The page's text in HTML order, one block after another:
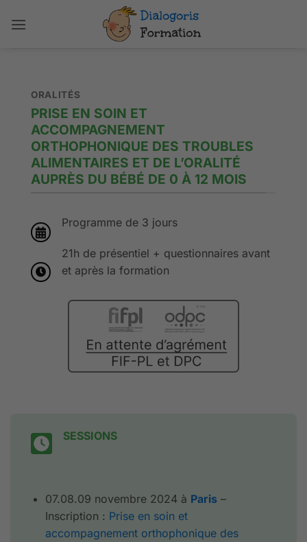
ORALITÉS
PRISE EN SOIN ET
ACCOMPAGNEMENT
ORTHOPHONIQUE DES TROUBLES
ALIMENTAIRES ET DE L’ORALITÉ
AUPRÈS DU BÉBÉ DE 0 À 12 MOIS
Programme de 3 jours
21h de présentiel + questionnaires avant
et après la formation
SESSIONS
07.08.09 novembre 2024 à Paris–
Inscription : Prise en soin et
accompagnement orthophonique des